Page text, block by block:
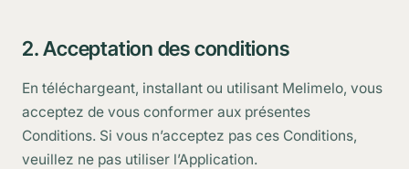
2. Acceptation des conditions
En téléchargeant, installant ou utilisant Melimelo, vous
acceptez de vous conformer aux présentes
Conditions. Si vous n’acceptez pas ces Conditions,
veuillez ne pas utiliser l’Application.